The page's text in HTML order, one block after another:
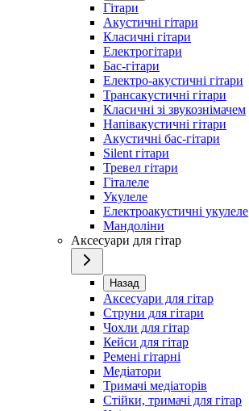
Гітари
Акустичні гітари
Класичні гітари
Електрогітари
Бас-гітари
Електро-акустичні гітари
Трансакустичні гітари
Класичні зі звукознімачем
Напівакустичні гітари
Акустичні бас-гітари
Silent гітари
Тревел гітари
Гіталеле
Укулеле
Електроакустичні укулеле
Мандоліни
Аксесуари для гітар
Назад
Аксесуари для гітар
Струни для гітари
Чохли для гітар
Кейси для гітар
Ремені гітарні
Медіатори
Тримачі медіаторів
Стійки, тримачі для гітар